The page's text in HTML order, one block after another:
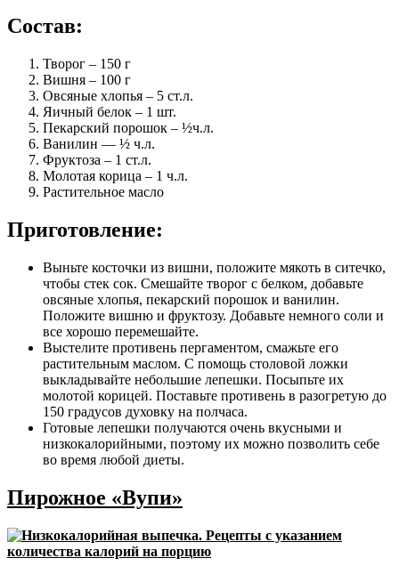
Состав:
Творог – 150 г
Вишня – 100 г
Овсяные хлопья – 5 ст.л.
Яичный белок – 1 шт.
Пекарский порошок – ½ч.л.
Ванилин — ½ ч.л.
Фруктоза – 1 ст.л.
Молотая корица – 1 ч.л.
Растительное масло
Приготовление:
Выньте косточки из вишни, положите мякоть в ситечко,
чтобы стек сок. Смешайте творог с белком, добавьте
овсяные хлопья, пекарский порошок и ванилин.
Положите вишню и фруктозу. Добавьте немного соли и
все хорошо перемешайте.
Выстелите противень пергаментом, смажьте его
растительным маслом. С помощь столовой ложки
выкладывайте небольшие лепешки. Посыпьте их
молотой корицей. Поставьте противень в разогретую до
150 градусов духовку на полчаса.
Готовые лепешки получаются очень вкусными и
низкокалорийными, поэтому их можно позволить себе
во время любой диеты.
Пирожное «Вупи»